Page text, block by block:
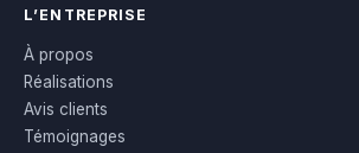
L’ENTREPRISE
À propos
Réalisations
Avis clients
Témoignages